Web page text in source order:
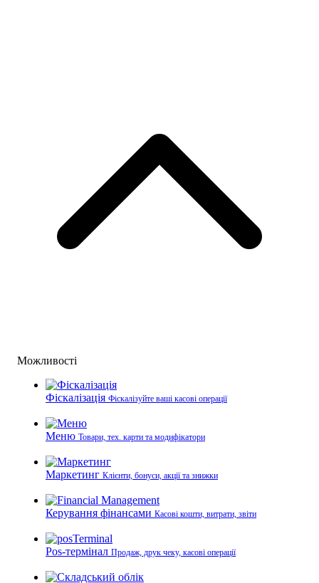
Можливості
Фіскалізація Фіскалізуйте ваші касові операції
Меню Товари, тех. карти та модифікатори
Маркетинг Клієнти, бонуси, акції та знижки
Керування фінансами Касові кошти, витрати, звіти
Pos-термінал Продаж, друк чеку, касові операції